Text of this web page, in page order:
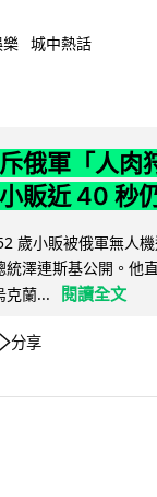
樂 城中熱話
俄軍「人肉
販近 40 秒
歲小販被俄軍無人
統澤連斯基公開。他
克蘭...
閱讀全文
分享